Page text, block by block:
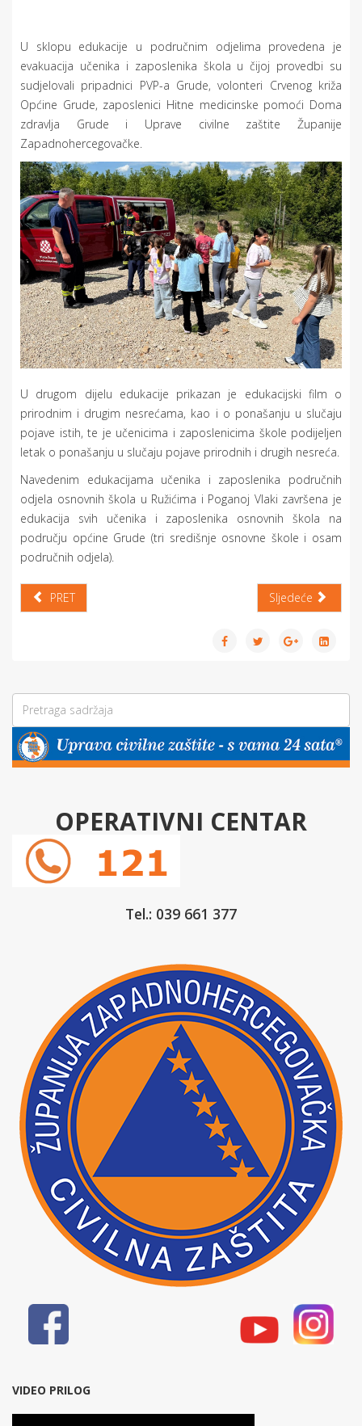
U sklopu edukacije u područnim odjelima provedena je
evakuacija učenika i zaposlenika škola u čijoj provedbi su
sudjelovali pripadnici PVP-a Grude, volonteri Crvenog križa
Općine Grude, zaposlenici Hitne medicinske pomoći Doma
zdravlja Grude i Uprave civilne zaštite Županije
Zapadnohercegovačke.
U drugom dijelu edukacije prikazan je edukacijski film o
prirodnim i drugim nesrećama, kao i o ponašanju u slučaju
pojave istih, te je učenicima i zaposlenicima škole podijeljen
letak o ponašanju u slučaju pojave prirodnih i drugih nesreća.
Navedenim edukacijama učenika i zaposlenika područnih
odjela osnovnih škola u Ružićima i Poganoj Vlaki završena je
edukacija svih učenika i zaposlenika osnovnih škola na
području općine Grude (tri središnje osnovne škole i osam
područnih odjela).
PRET Sljedeće
OPERATIVNI CENTAR
Tel.: 039 661 377
VIDEO PRILOG